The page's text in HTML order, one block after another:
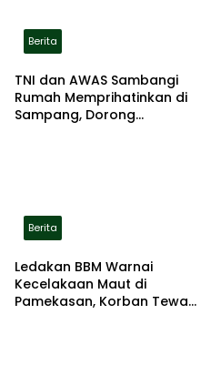
Berita
TNI dan AWAS Sambangi
Rumah Memprihatinkan di
Sampang, Dorong
Berita
Ledakan BBM Warnai
Kecelakaan Maut di
Pamekasan, Korban Tewas